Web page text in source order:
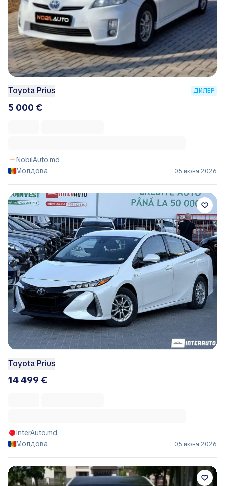
Toyota Prius ДИЛЕР
5 000 €
NobilAuto.md
Молдова
05 июня 2026
Toyota Prius
14 499 €
InterAuto.md
Молдова
05 июня 2026